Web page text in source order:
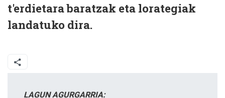
t'erdietara baratzak eta lorategiak
landatuko dira.
LAGUN AGURGARRIA: